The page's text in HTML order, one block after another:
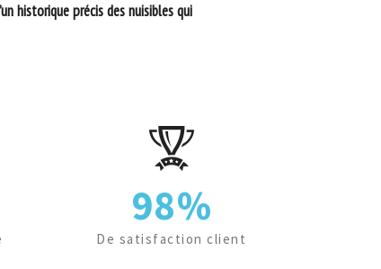
historique précis des nuisibles qui
98%
De satisfaction client